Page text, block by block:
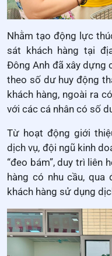
Nhằm tạo động lực
sát khách hàng tại
Đông Anh đã xây dựng
theo số dư huy động
khách hàng, ngoài ra
với các cá nhân có số
Từ hoạt động giới
dịch vụ, đội ngũ kinh
“đeo bám”, duy trì liên
hàng có nhu cầu,
khách hàng sử dụng